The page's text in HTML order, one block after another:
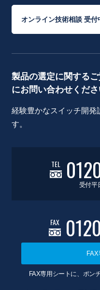
オンライン技術相談 受付
製品の選定に関する
にお問い合わせくださ
経験豊かなスイッチ開発
す。
TEL
受付平
FAX
FAX専用シートに、ポン